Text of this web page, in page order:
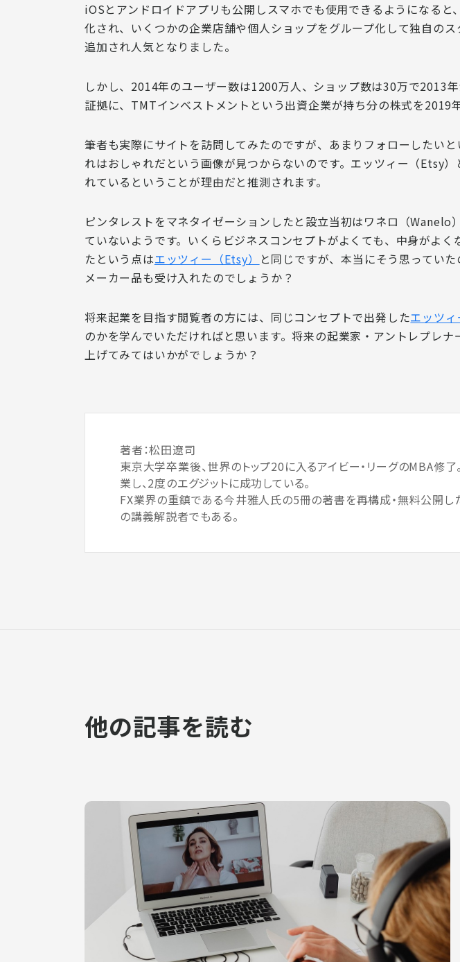
iOSとアンドロイドアプリも公開しスマホでも使用できるようになると
化され、いくつかの企業店舗や個人ショップをグループ化して独自の
追加され人気となりました。
しかし、2014年のユーザー数は1200万人、ショップ数は30万で2013年
証拠に、TMTインベストメントという出資企業が持ち分の株式を2019
筆者も実際にサイトを訪問してみたのですが、あまりフォローしたい
れはおしゃれだという画像が見つからないのです。エッツィー（Etsy
れているということが理由だと推測されます。
ピンタレストをマネタイゼーションしたと設立当初はワネロ（Wanelo
ていないようです。いくら ビジネスコンセプトがよくても、中身がよく
たという点はエッツィー（Etsy）
と同じですが、本当にそう思ってい
メーカー品も受け入れたのでしょうか？
将来起業を目指す閲覧者の方には、同じコンセプトで出発したエッツィ
のかを学んでいただければと思います。将来の起業家・アントレプレ
上げてみてはいかがでしょうか？
著者：松田遼司
東京大学卒業後、世界のトップ20に入るアイビー・リーグのMBA修
業し、2度のエグジットに成功している。
FX業界の重鎮である今井雅人氏の5冊の著書を再構成・無料公開し
の講義解説者でもある。
他の記事を読む